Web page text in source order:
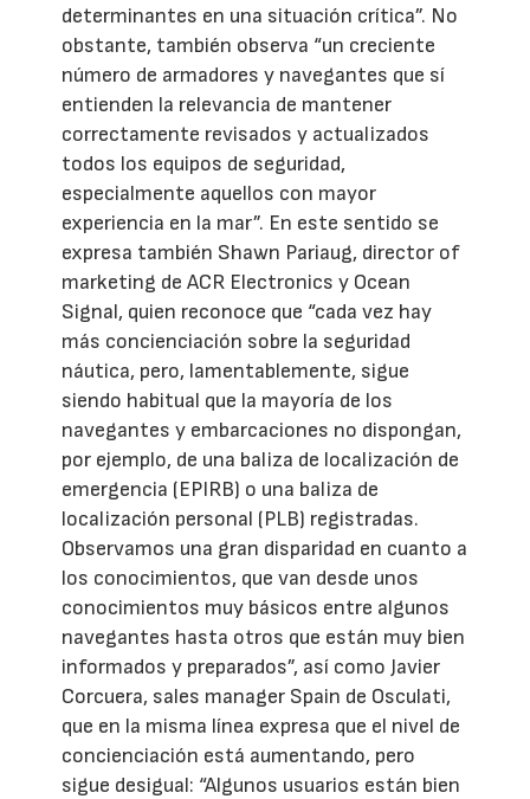
determinantes en una situación crítica”. No
obstante, también observa “un creciente
número de armadores y navegantes que sí
entienden la relevancia de mantener
correctamente revisados y actualizados
todos los equipos de seguridad,
especialmente aquellos con mayor
experiencia en la mar”. En este sentido se
expresa también Shawn Pariaug, director of
marketing de ACR Electronics y Ocean
Signal, quien reconoce que “cada vez hay
más concienciación sobre la seguridad
náutica, pero, lamentablemente, sigue
siendo habitual que la mayoría de los
navegantes y embarcaciones no dispongan,
por ejemplo, de una baliza de localización de
emergencia (EPIRB) o una baliza de
localización personal (PLB) registradas.
Observamos una gran disparidad en cuanto a
los conocimientos, que van desde unos
conocimientos muy básicos entre algunos
navegantes hasta otros que están muy bien
informados y preparados”, así como Javier
Corcuera, sales manager Spain de Osculati,
que en la misma línea expresa que el nivel de
concienciación está aumentando, pero
sigue desigual: “Algunos usuarios están bien